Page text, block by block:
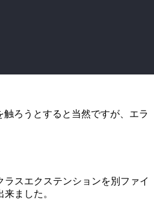
触ろうとすると当然ですが、エラ
ラスエクステンションを別ファイ
ました。